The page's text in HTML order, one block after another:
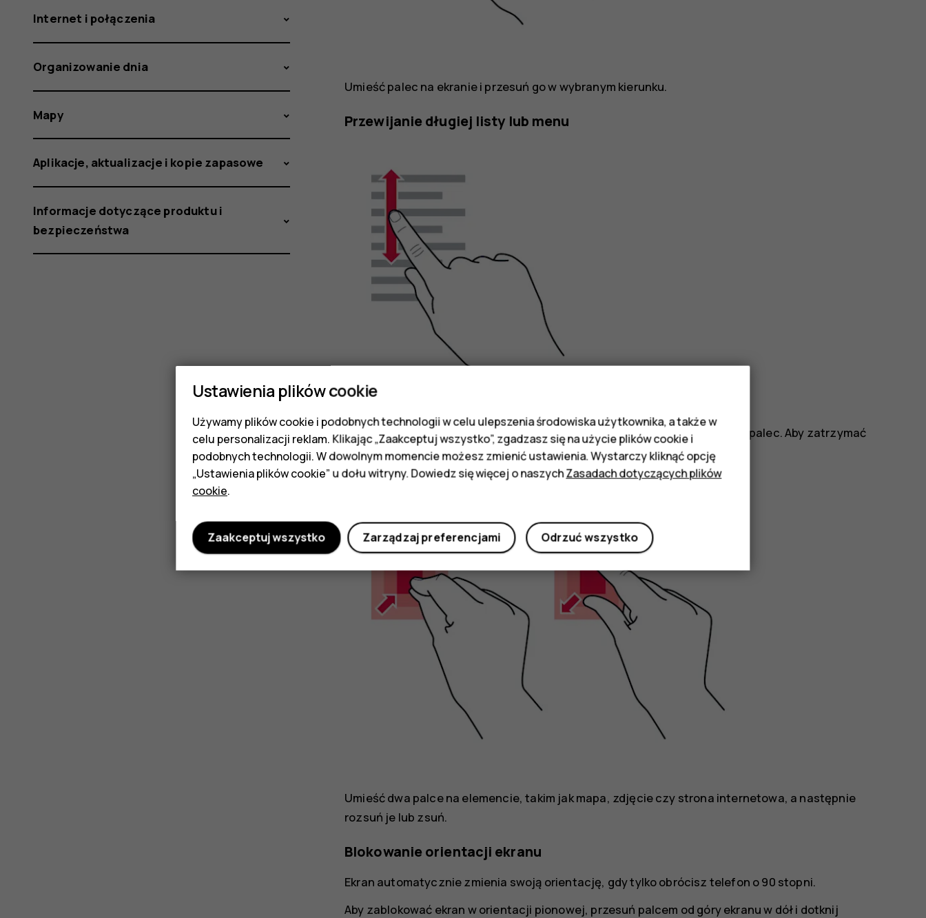
Umieść palec na ekranie i przesuń go w wybranym kierunku.
Przewijanie długiej listy lub menu
Przesuń palec szybkim ruchem w górę lub w dół ekranu, a następnie unieś palec. Aby zatrzymać
przewijanie, dotknij ekranu.
Powiększanie lub pomniejszanie
Umieść dwa palce na elemencie, takim jak mapa, zdjęcie czy strona internetowa, a następnie
rozsuń je lub zsuń.
Blokowanie orientacji ekranu
Ekran automatycznie zmienia swoją orientację, gdy tylko obrócisz telefon o 90 stopni.
Aby zablokować ekran w orientacji pionowej, przesuń palcem od góry ekranu w dół i dotknij
Internet i połączenia
Organizowanie dnia
Mapy
Aplikacje, aktualizacje i kopie zapasowe
Informacje dotyczące produktu i
bezpieczeństwa
Ustawienia plików cookie
Używamy plików cookie i podobnych technologii w celu ulepszenia środowiska użytkownika, a także w
celu personalizacji reklam. Klikając „Zaakceptuj wszystko”, zgadzasz się na użycie plików cookie i
podobnych technologii. W dowolnym momencie możesz zmienić ustawienia. Wystarczy kliknąć opcję
„Ustawienia plików cookie” u dołu witryny. Dowiedz się więcej o naszychZasadach dotyczących plików
cookie.
Odrzuć wszystko
Zarządzaj preferencjami
Zaakceptuj wszystko